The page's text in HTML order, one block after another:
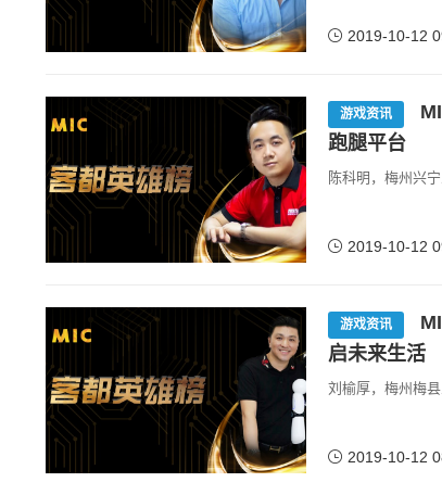
2019-10-12
游戏资讯
跑腿平台
陈科明，梅州兴宁
2019-10-12
游戏资讯
启未来生活
刘榆厚，梅州梅
2019-10-12